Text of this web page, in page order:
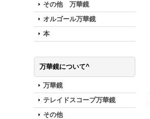
その他 万華鏡
オルゴール万華鏡
本
万華鏡について^
万華鏡
テレイドスコープ万華鏡
その他